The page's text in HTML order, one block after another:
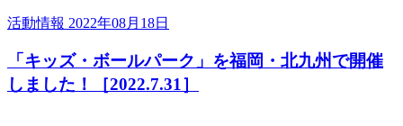
活動情報 2022年08月18日
「キッズ・ボールパーク」を福岡・北九州で開催
しました！［2022.7.31］